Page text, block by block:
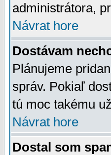
administrátora,
Návrat hore
Dostávam
Plánujeme
správ. Pokiaľ
tú moc takému
Návrat hore
Dostal som